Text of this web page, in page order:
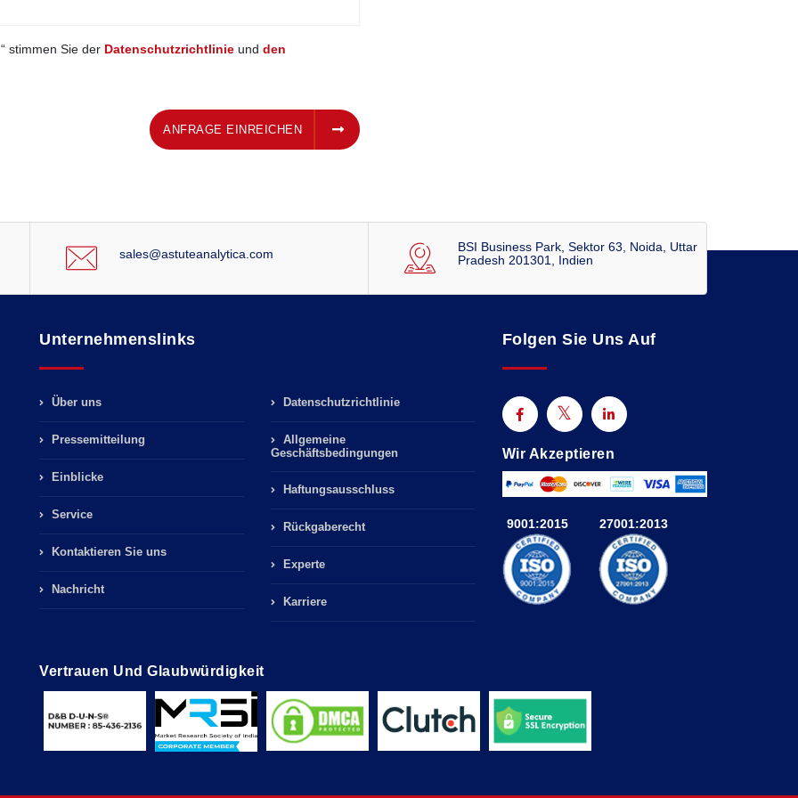
stimmen Sie der Datenschutzrichtlinie undden
ANFRAGE EINREICHEN
sales@astuteanalytica.com
BSI Business Park, Sektor 63, Noida, Uttar
Pradesh 201301, Indien
Unternehmenslinks
Über uns
Pressemitteilung
Einblicke
Service
Kontaktieren Sie uns
Nachricht
Datenschutzrichtlinie
Allgemeine
Geschäftsbedingungen
Haftungsausschluss
Rückgaberecht
Experte
Karriere
Folgen Sie Uns Auf
Wir Akzeptieren
9001:2015 27001:2013
Vertrauen Und Glaubwürdigkeit